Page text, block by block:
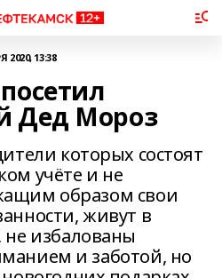
2020, 13:38
Дед Мороз
которых состоят
учёте и не
образом свои
живут в
избалованы
и заботой, но